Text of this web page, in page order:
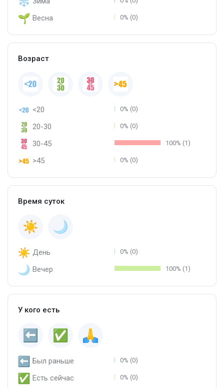
Весна 0% (0)
Возраст
<20 0% (0)
20-30 0% (0)
30-45 100% (1)
>45 0% (0)
Время суток
День 0% (0)
Вечер 100% (1)
У кого есть
Был раньше 0% (0)
Есть сейчас 0% (0)